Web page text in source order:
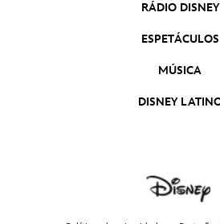
RÁDIO DISNEY
ESPETÁCULOS
MÚSICA
DISNEY